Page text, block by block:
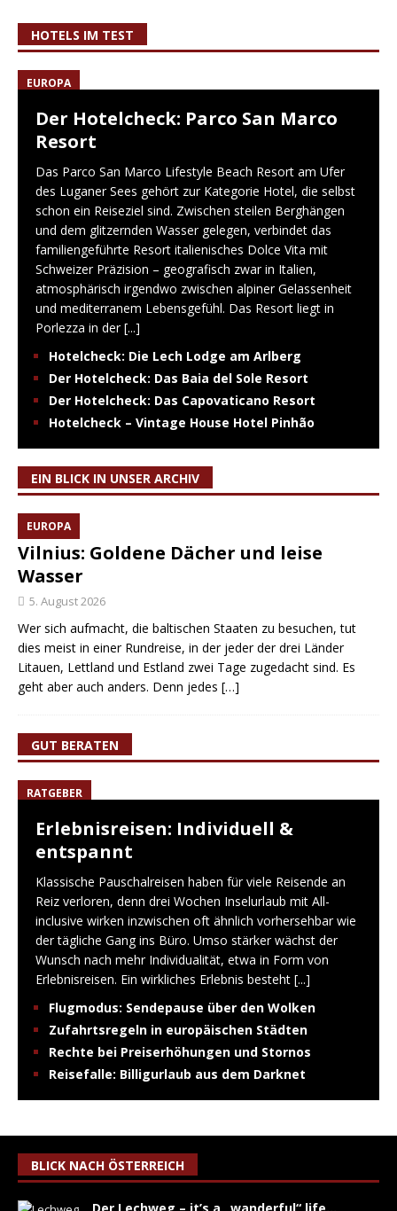
HOTELS IM TEST
EUROPA
Der Hotelcheck: Parco San Marco
Resort
Das Parco San Marco Lifestyle Beach Resort am Ufer
des Luganer Sees gehört zur Kategorie Hotel, die selbst
schon ein Reiseziel sind. Zwischen steilen Berghängen
und dem glitzernden Wasser gelegen, verbindet das
familiengeführte Resort italienisches Dolce Vita mit
Schweizer Präzision – geografisch zwar in Italien,
atmosphärisch irgendwo zwischen alpiner Gelassenheit
und mediterranem Lebensgefühl. Das Resort liegt in
Porlezza in der[...]
Hotelcheck: Die Lech Lodge am Arlberg
Der Hotelcheck: Das Baia del Sole Resort
Der Hotelcheck: Das Capovaticano Resort
Hotelcheck – Vintage House Hotel Pinhão
EIN BLICK IN UNSER ARCHIV
EUROPA
Vilnius: Goldene Dächer und leise
Wasser
5. August 2026
Wer sich aufmacht, die baltischen Staaten zu besuchen, tut
dies meist in einer Rundreise, in der jeder der drei Länder
Litauen, Lettland und Estland zwei Tage zugedacht sind. Es
geht aber auch anders. Denn jedes […]
GUT BERATEN
RATGEBER
Erlebnisreisen: Individuell &
entspannt
Klassische Pauschalreisen haben für viele Reisende an
Reiz verloren, denn drei Wochen Inselurlaub mit All-
inclusive wirken inzwischen oft ähnlich vorhersehbar wie
der tägliche Gang ins Büro. Umso stärker wächst der
Wunsch nach mehr Individualität, etwa in Form von
Erlebnisreisen. Ein wirkliches Erlebnis besteht [...]
Flugmodus: Sendepause über den Wolken
Zufahrtsregeln in europäischen Städten
Rechte bei Preiserhöhungen und Stornos
Reisefalle: Billigurlaub aus dem Darknet
BLICK NACH ÖSTERREICH